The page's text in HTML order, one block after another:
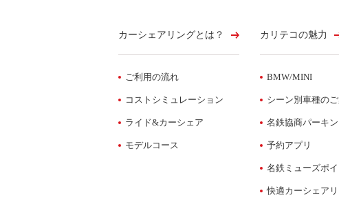
カーシェアリングとは？
ご利用の流れ
コストシミュレーション
ライド&カーシェア
モデルコース
カリテコの魅力
BMW/MINI
シーン別車種の
名鉄協商パーキ
予約アプリ
名鉄ミューズポイ
快適カーシェア